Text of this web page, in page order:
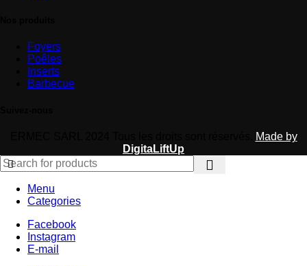
Foyers
Poêles
Inserts
Barbecue
Made by
DigitaLiftUp
Menu
Categories
Facebook
Instagram
E-mail